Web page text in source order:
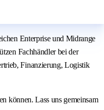
Enterprise und Midrange
Fachhändler bei der
Finanzierung, Logistik
Lass uns gemeinsam